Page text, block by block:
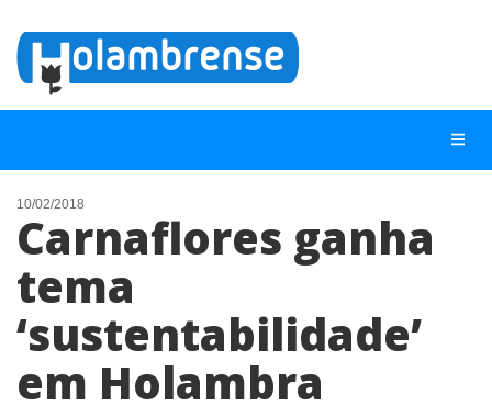
NOTÍCIAS
LISTA DIGITAL
TELEFONES ÚTEIS
ANUNCIE
10/02/2018
Carnaflores ganha
tema
‘sustentabilidade’
em Holambra